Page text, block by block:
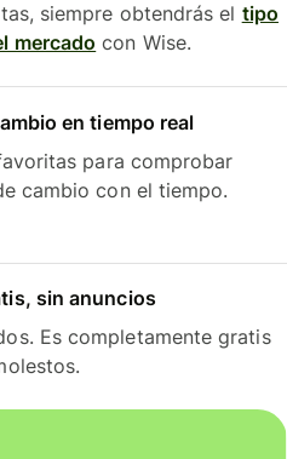
siempre obtendrás el tipo
mercado con Wise.
en tiempo real
para comprobar
cambio con el tiempo.
sin anuncios
Es completamente gratis